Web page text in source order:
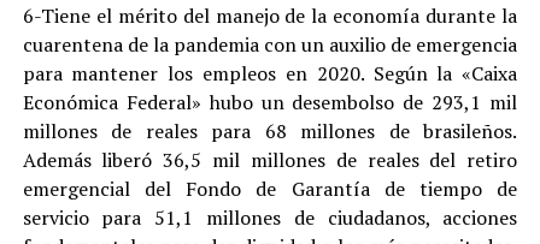
6-Tiene el mérito del manejo de la economía durante la
cuarentena de la pandemia con un auxilio de emergencia
para mantener los empleos en 2020. Según la «Caixa
Económica Federal» hubo un desembolso de 293,1 mil
millones de reales para 68 millones de brasileños.
Además liberó 36,5 mil millones de reales del retiro
emergencial del Fondo de Garantía de tiempo de
servicio para 51,1 millones de ciudadanos, acciones